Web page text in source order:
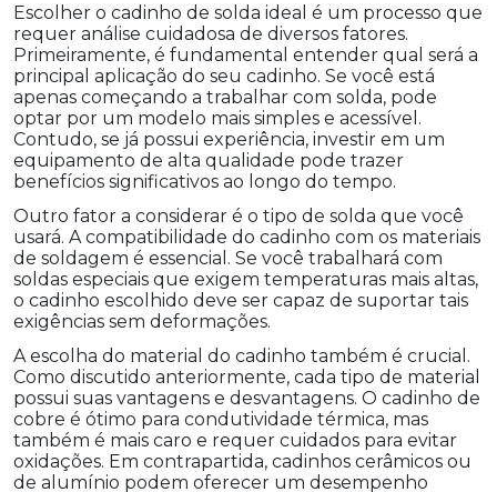
Escolher o cadinho de solda ideal é um processo que
requer análise cuidadosa de diversos fatores.
Primeiramente, é fundamental entender qual será a
principal aplicação do seu cadinho. Se você está
apenas começando a trabalhar com solda, pode
optar por um modelo mais simples e acessível.
Contudo, se já possui experiência, investir em um
equipamento de alta qualidade pode trazer
benefícios significativos ao longo do tempo.
Outro fator a considerar é o tipo de solda que você
usará. A compatibilidade do cadinho com os materiais
de soldagem é essencial. Se você trabalhará com
soldas especiais que exigem temperaturas mais altas,
o cadinho escolhido deve ser capaz de suportar tais
exigências sem deformações.
A escolha do material do cadinho também é crucial.
Como discutido anteriormente, cada tipo de material
possui suas vantagens e desvantagens. O cadinho de
cobre é ótimo para condutividade térmica, mas
também é mais caro e requer cuidados para evitar
oxidações. Em contrapartida, cadinhos cerâmicos ou
de alumínio podem oferecer um desempenho